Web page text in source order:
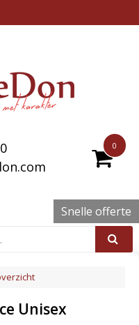
0
Snelle offerte
Unisex